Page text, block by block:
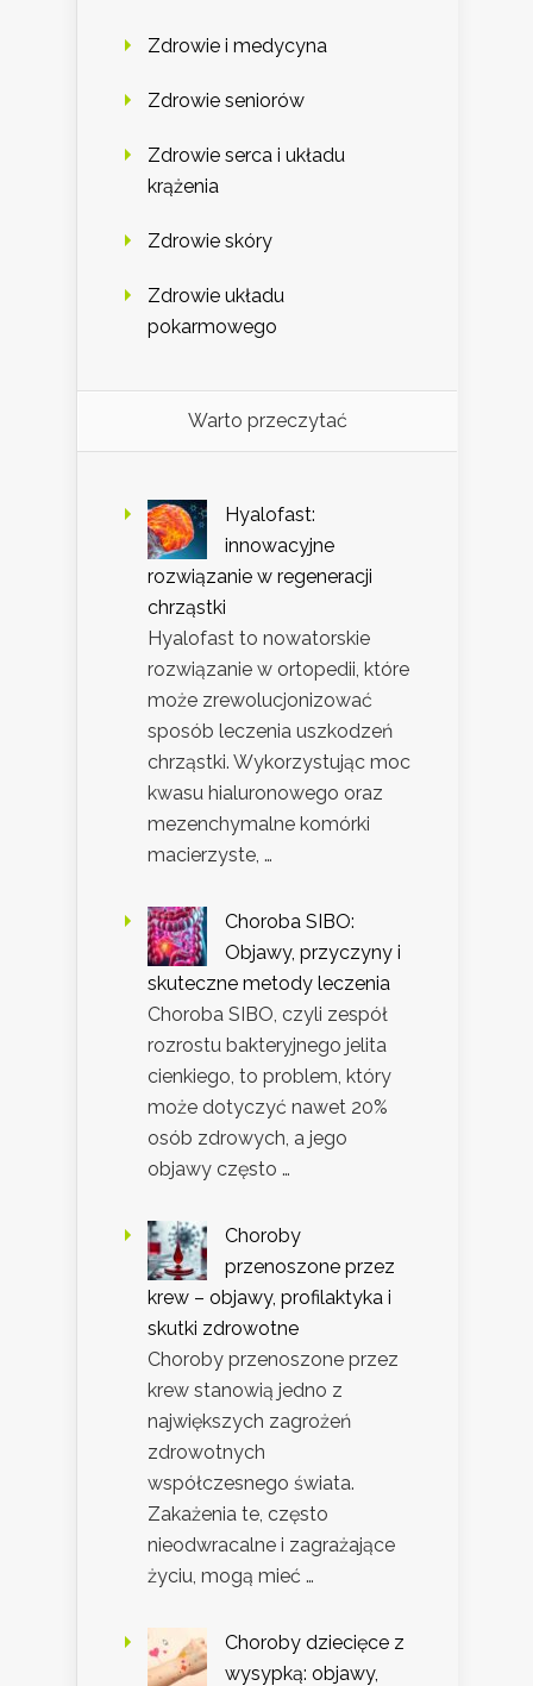
Zdrowie i medycyna
Zdrowie seniorów
Zdrowie serca i układu
krążenia
Zdrowie skóry
Zdrowie układu
pokarmowego
Warto przeczytać
Hyalofast:
innowacyjne
rozwiązanie w regeneracji
chrząstki
Hyalofast to nowatorskie
rozwiązanie w ortopedii, które
może zrewolucjonizować
sposób leczenia uszkodzeń
chrząstki. Wykorzystując moc
kwasu hialuronowego oraz
mezenchymalne komórki
macierzyste, …
Choroba SIBO:
Objawy, przyczyny i
skuteczne metody leczenia
Choroba SIBO, czyli zespół
rozrostu bakteryjnego jelita
cienkiego, to problem, który
może dotyczyć nawet 20%
osób zdrowych, a jego
objawy często …
Choroby
przenoszone przez
krew – objawy, profilaktyka i
skutki zdrowotne
Choroby przenoszone przez
krew stanowią jedno z
największych zagrożeń
zdrowotnych
współczesnego świata.
Zakażenia te, często
nieodwracalne i zagrażające
życiu, mogą mieć …
Choroby dziecięce z
wysypką: objawy,